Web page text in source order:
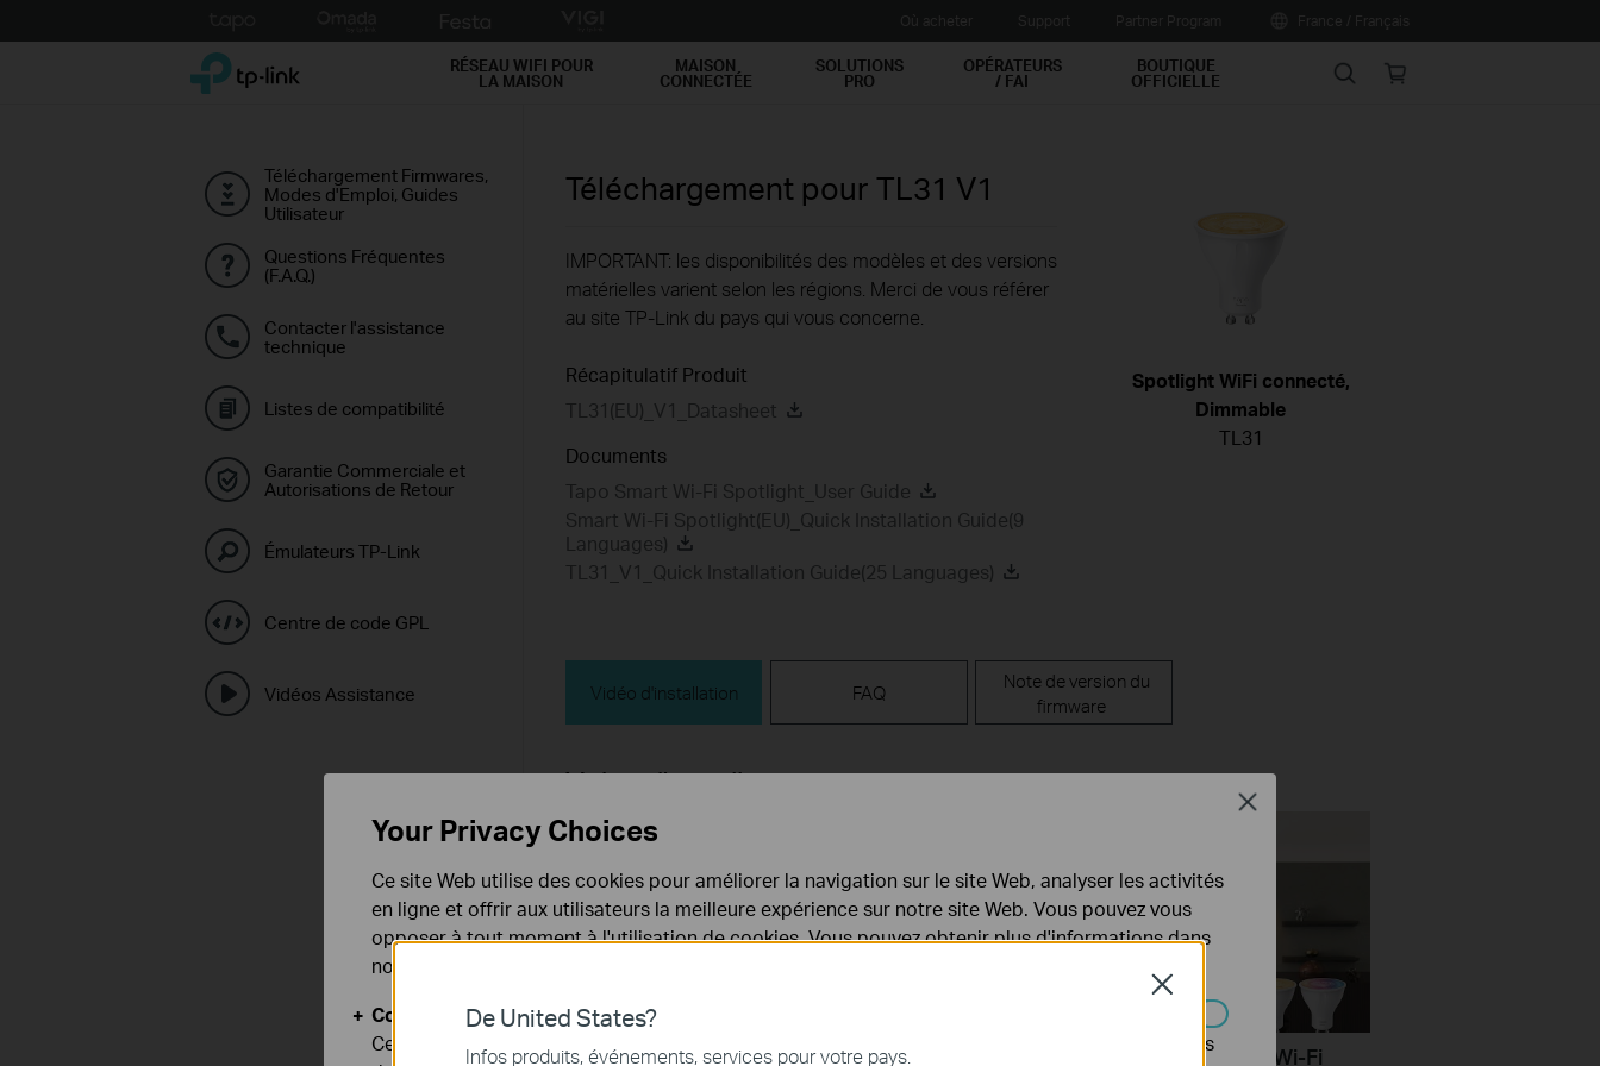
to
TP-Link, Reliably Smart RÉSEAU WIFI POUR
LA MAISON
MAISON
CONNECTÉE
SOLUTIONS
PRO
OPÉRATEURS
/ FAI
BOUTIQUE
OFFICIELLE Search
Online
Téléchargement Firmwares,
Modes d'Emploi, Guides
Utilisateur
Questions Fréquentes
(F.A.Q.)
Contacter l'assistance
technique
Listes de compatibilité
Garantie Commerciale et
Autorisations de Retour
Émulateurs TP-Link
Centre de code GPL
Vidéos Assistance
Téléchargement pour TL31 V1
IMPORTANT: les disponibilités des modèles et des versions
matérielles varient selon les régions. Merci de vous référer
au site TP-Link du pays qui vous concerne.
Récapitulatif Produit
TL31(EU)_V1_Datasheet
Documents
Tapo Smart Wi-Fi Spotlight_User Guide
Smart Wi-Fi Spotlight(EU)_Quick Installation Guide(9
Languages)
TL31_V1_Quick Installation Guide(25 Languages)
Spotlight WiFi connecté,
Dimmable
TL31
Vidéo d'installation FAQ
Note de version du
firmware
Vidéo d'installation
How to Reset a Tapo Smart Wi-Fi
How to Set Up a Tapo Smart Wi-Fi
De United States?
Infos produits, événements, services pour votre pays.
Close
Your Privacy Choices
Ce site Web utilise des cookies pour améliorer la navigation sur le site Web, analyser les activités
en ligne et offrir aux utilisateurs la meilleure expérience sur notre site Web. Vous pouvez vous
opposer à tout moment à l'utilisation de cookies. Vous pouvez obtenir plus d'informations dans
notre
Cookies basiques
Ces cookies sont nécessaires au fonctionnement du site Web et ne peuvent pas être désactivés
Close